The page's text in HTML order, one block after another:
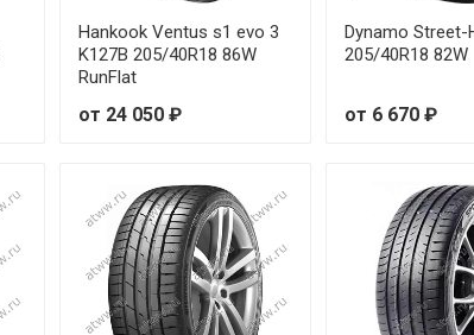
от
от
от
от 9
Hankook Ventus s1 evo 3
K127B 205/40R18 86W
RunFlat
от 24 050 ₽
Dynamo Street-
205/40R18 82W
от 6 670 ₽